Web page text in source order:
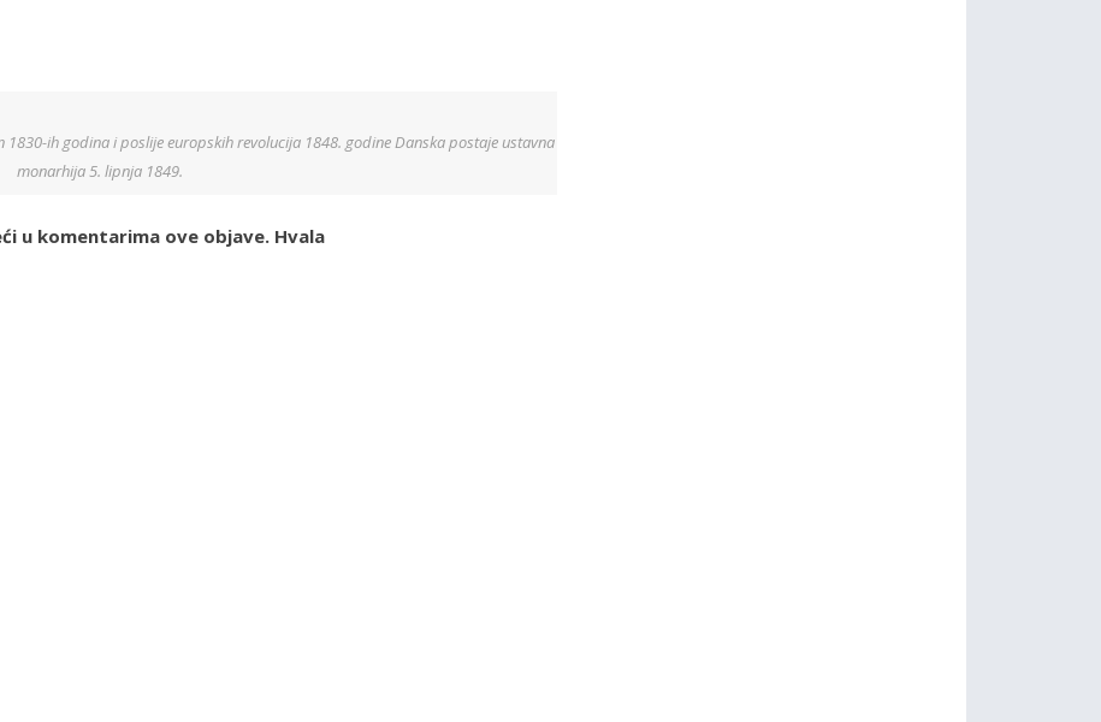
ih godina i poslije europskih revolucija 1848. godine Danska postaje ustavna
monarhija 5. lipnja 1849.
u komentarima ove objave. Hvala